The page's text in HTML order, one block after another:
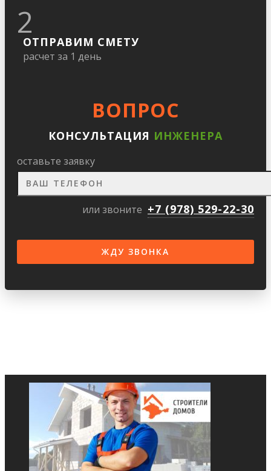
2
ОТПРАВИМ СМЕТУ
расчет за 1 день
ВОПРОС
КОНСУЛЬТАЦИЯ ИНЖЕНЕРА
оставьте заявку
или звоните +7 (978) 529-22-30